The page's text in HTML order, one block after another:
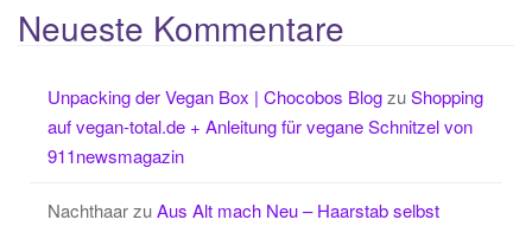
Neueste Kommentare
Unpacking der Vegan Box | Chocobos BlogzuShopping
auf vegan-total.de + Anleitung für vegane Schnitzel von
911newsmagazin
NachthaarzuAus Alt mach Neu – Haarstab selbst